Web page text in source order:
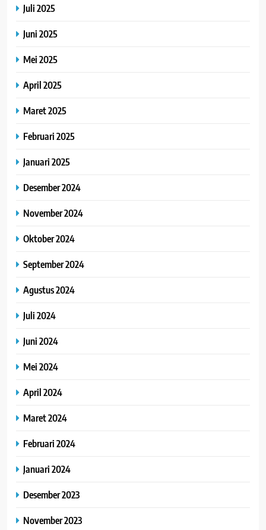
Juli 2025
Juni 2025
Mei 2025
April 2025
Maret 2025
Februari 2025
Januari 2025
Desember 2024
November 2024
Oktober 2024
September 2024
Agustus 2024
Juli 2024
Juni 2024
Mei 2024
April 2024
Maret 2024
Februari 2024
Januari 2024
Desember 2023
November 2023